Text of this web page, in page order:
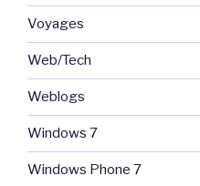
Voyages
Web/Tech
Weblogs
Windows 7
Windows Phone 7